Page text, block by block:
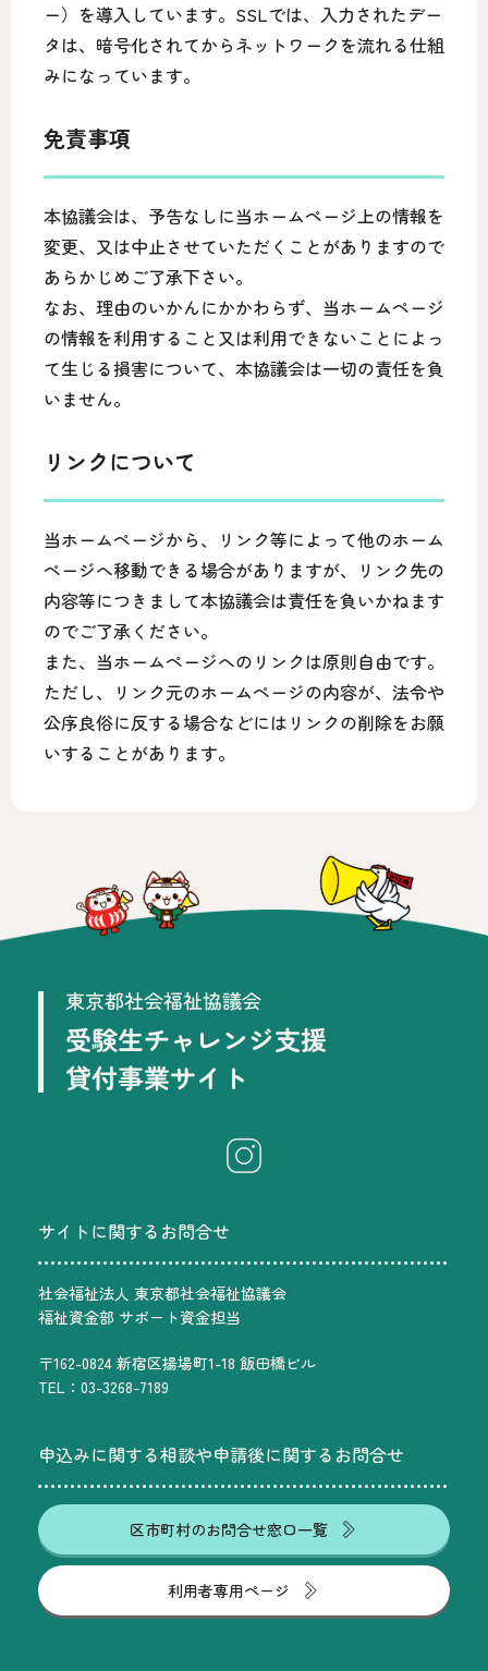
ー）を導入しています。SSLでは、入力されたデー
タは、暗号化されてからネットワークを流れる仕組
みになっています。
免責事項
本協議会は、予告なしに当ホームページ上の情報を
変更、又は中止させていただくことがありますので
あらかじめご了承下さい。
なお、理由のいかんにかかわらず、当ホームページ
の情報を利用すること又は利用できないことによっ
て生じる損害について、本協議会は一切の責任を負
いません。
リンクについて
当ホームページから、リンク等によって他のホーム
ページへ移動できる場合がありますが、リンク先の
内容等につきまして本協議会は責任を負いかねます
のでご了承ください。
また、当ホームページへのリンクは原則自由です。
ただし、リンク元のホームページの内容が、法令や
公序良俗に反する場合などにはリンクの削除をお願
いすることがあります。
サイトに関するお問合せ
社会福祉法人 東京都社会福祉協議会
福祉資金部 サポート資金担当
〒162-0824 新宿区揚場町1-18 飯田橋ビル
TEL：03-3268-7189
申込みに関する相談や申請後に関するお問合せ
区市町村のお問合せ窓口一覧
利用者専用ページ